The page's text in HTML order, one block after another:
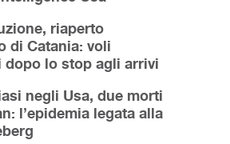
riaperto
di Catania: voli
lo stop agli arrivi
negli Usa, due morti
l’epidemia legata alla